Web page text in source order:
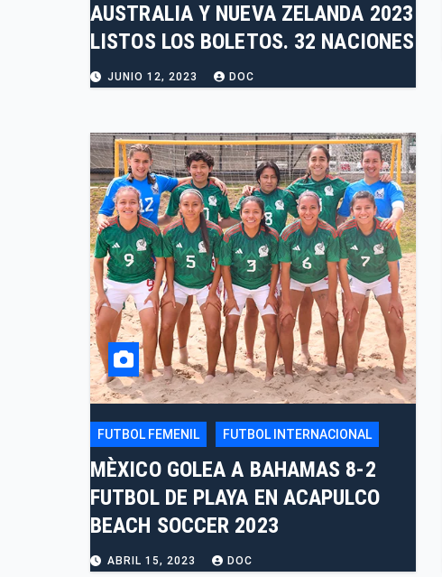
AUSTRALIA Y NUEVA ZELANDA 2023
LISTOS LOS BOLETOS. 32 NACIONES
JUNIO 12, 2023 DOC
FUTBOL FEMENIL FUTBOL INTERNACIONAL
MÈXICO GOLEA A BAHAMAS 8-2
FUTBOL DE PLAYA EN ACAPULCO
BEACH SOCCER 2023
ABRIL 15, 2023 DOC